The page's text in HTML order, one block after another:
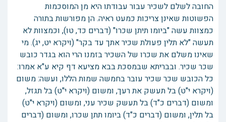
החובה לשלם לשכיר עבור עבודתו היא מן המוסכמות
הפשוטות שאינן צריכות כמעט ראיה. הן מפורשות בתורה
כמצוות עשה "ביומו תיתן שכרו" (דברים כד, טו), וכמצוות לא
תעשה "לא תלין פעולת שכיר אתך עד בקר" (ויקרא יט, יג). מי
שאינו משלם את שכרו של השכיר בזמנו הרי הוא בגדר כובש
שכר שכיר. ובבריתא שבמסכת בבא מציעא דף קיא ע"א אמרו:
כל הכובש שכר שכיר עובר בחמשה שמות הללו, ועשה: משום
(ויקרא י"ט) בל תעשק את רעך, ומשום (ויקרא י"ט) בל תגזל,
ומשום (דברים כ"ד) בל תעשק שכיר עני, ומשום (ויקרא י"ט)
בל תלין, ומשום (דברים כ"ד) ביומו תתן שכרו, ומשום (דברים